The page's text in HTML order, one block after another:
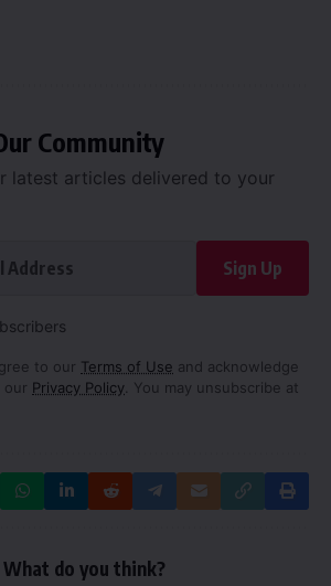
Community
latest articles delivered to your
Sign Up
to our Terms of Use and acknowledge
our Privacy Policy . You may unsubscribe at
What do you think?